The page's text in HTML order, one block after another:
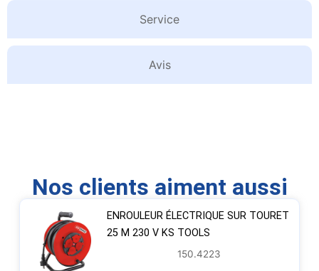
Service
Avis
Nos clients aiment aussi
ENROULEUR ÉLECTRIQUE SUR TOURET
25 M 230 V KS TOOLS
150.4223